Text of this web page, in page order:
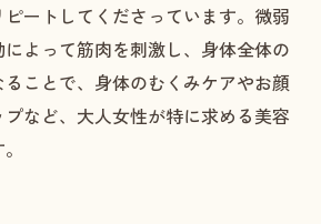
ートしてくださっています。微弱
よって筋肉を刺激し、身体全体の
ことで、身体のむくみケアやお顔
など、大人女性が特に求める美容